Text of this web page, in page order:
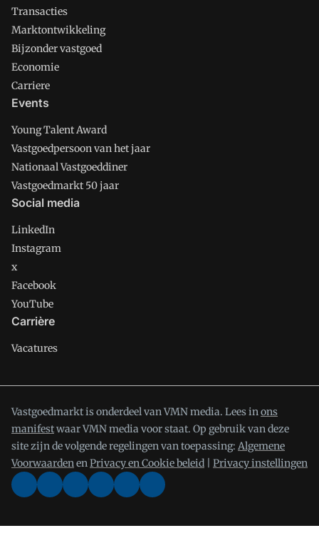
Transacties
Marktontwikkeling
Bijzonder vastgoed
Economie
Carriere
Events
Young Talent Award
Vastgoedpersoon van het jaar
Nationaal Vastgoeddiner
Vastgoedmarkt 50 jaar
Social media
LinkedIn
Instagram
x
Facebook
YouTube
Carrière
Vacatures
Vastgoedmarkt is onderdeel van VMN media. Lees inons
manifestwaar VMN media voor staat. Op gebruik van deze
site zijn de volgende regelingen van toepassing: Algemene
VoorwaardenenPrivacy en Cookie beleid Privacy instellingen